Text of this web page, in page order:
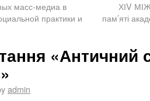
масс-медиа в
практики и
ХІV
пам’яті
«Античний
admin